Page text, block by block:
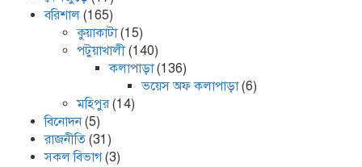
বরিশাল (165)
কুয়াকাটা(15)
পটুয়াখালী (140)
কলাপাড়া(136)
ভয়েস অফ কলাপাড়া(6)
মহিপুর (14)
বিনোদন(5)
রাজনীতি (31)
সকল বিভাগ(3)